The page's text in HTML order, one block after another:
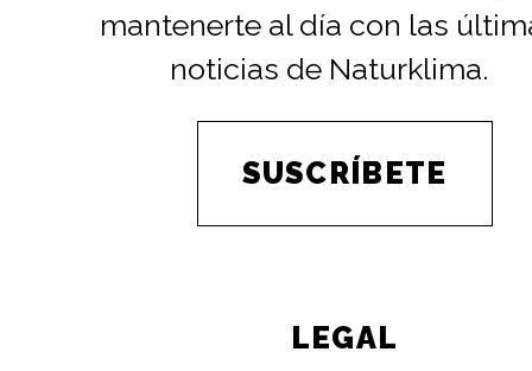
mantenerte al día con las
noticias de Naturklima.
SUSCRÍBETE
LEGAL